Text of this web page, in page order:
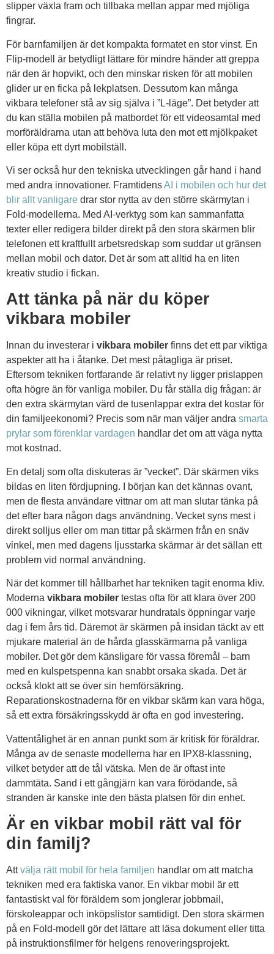
slipper växla fram och tillbaka mellan appar med mjöliga
fingrar.
För barnfamiljen är det kompakta formatet en stor vinst. En
Flip-modell är betydligt lättare för mindre händer att greppa
när den är hopvikt, och den minskar risken för att mobilen
glider ur en ficka på lekplatsen. Dessutom kan många
vikbara telefoner stå av sig själva i ”L-läge”. Det betyder att
du kan ställa mobilen på matbordet för ett videosamtal med
morföräldrarna utan att behöva luta den mot ett mjölkpaket
eller köpa ett dyrt mobilställ.
Vi ser också hur den tekniska utvecklingen går hand i hand
med andra innovationer. FramtidensAI i mobilen och hur det
blir allt vanligare drar stor nytta av den större skärmytan i
Fold-modellerna. Med AI-verktyg som kan sammanfatta
texter eller redigera bilder direkt på den stora skärmen blir
telefonen ett kraftfullt arbetsredskap som suddar ut gränsen
mellan mobil och dator. Det är som att alltid ha en liten
kreativ studio i fickan.
Att tänka på när du köper
vikbara mobiler
Innan du investerar i vikbara mobiler finns det ett par viktiga
aspekter att ha i åtanke. Det mest påtagliga är priset.
Eftersom tekniken fortfarande är relativt ny ligger prislappen
ofta högre än för vanliga mobiler. Du får ställa dig frågan: är
den extra skärmytan värd de tusenlappar extra det kostar för
din familjeekonomi? Precis som när man väljer andra smarta
prylar som förenklar vardagen handlar det om att väga nytta
mot kostnad.
En detalj som ofta diskuteras är ”vecket”. Där skärmen viks
bildas en liten fördjupning. I början kan det kännas ovant,
men de flesta användare vittnar om att man slutar tänka på
det efter bara någon dags användning. Vecket syns mest i
direkt solljus eller om man tittar på skärmen från en snäv
vinkel, men med dagens ljusstarka skärmar är det sällan ett
problem vid normal användning.
När det kommer till hållbarhet har tekniken tagit enorma kliv.
Moderna vikbara mobiler testas ofta för att klara över 200
000 vikningar, vilket motsvarar hundratals öppningar varje
dag i fem års tid. Däremot är skärmen på insidan täckt av ett
mjukare material än de hårda glasskärmarna på vanliga
mobiler. Det gör dem känsligare för vassa föremål – barn
med en kulspetspenna kan snabbt orsaka skada. Det är
också klokt att se över sin hemförsäkring.
Reparationskostnaderna för en vikbar skärm kan vara höga,
så ett extra försäkringsskydd är ofta en god investering.
Vattentålighet är en annan punkt som är kritisk för föräldrar.
Många av de senaste modellerna har en IPX8-klassning,
vilket betyder att de tål vätska. Men de är oftast inte
dammtäta. Sand i ett gångjärn kan vara förödande, så
stranden är kanske inte den bästa platsen för din enhet.
Är en vikbar mobil rätt val för
din familj?
Attvälja rätt mobil för hela familjen handlar om att matcha
tekniken med era faktiska vanor. En vikbar mobil är ett
fantastiskt val för föräldern som jonglerar jobbmail,
förskoleappar och inköpslistor samtidigt. Den stora skärmen
på en Fold-modell gör det lättare att läsa dokument eller titta
på instruktionsfilmer för helgens renoveringsprojekt.